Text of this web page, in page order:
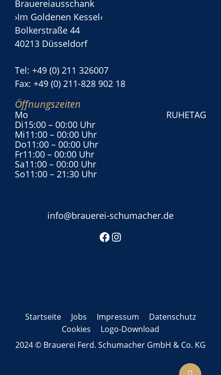
info@brauerei-schumacher.de
Brauereiausschank
›Im Goldenen Kessel‹
Bolkerstraße 44
40213 Düsseldorf
Tel: +49 (0) 211 326007
Fax: +49 (0) 211-828 902 18
Öffnungszeiten
Mo
RUHETAG
Di15:00 – 00:00 Uhr
Mi11:00 – 00:00 Uhr
Do11:00 – 00:00 Uhr
Fr11:00 – 00:00 Uhr
Sa11:00 – 00:00 Uhr
So11:00 – 21:30 Uhr
Startseite Jobs Impressum
Datenschutz
Cookies
Logo-Download
2024 © Brauerei Ferd. Schumacher GmbH & Co. KG